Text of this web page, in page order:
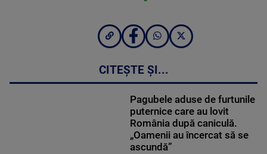
CITEȘTE ȘI...
Pagubele aduse de furtunile
puternice care au lovit
România după caniculă.
„Oamenii au încercat să se
ascundă”